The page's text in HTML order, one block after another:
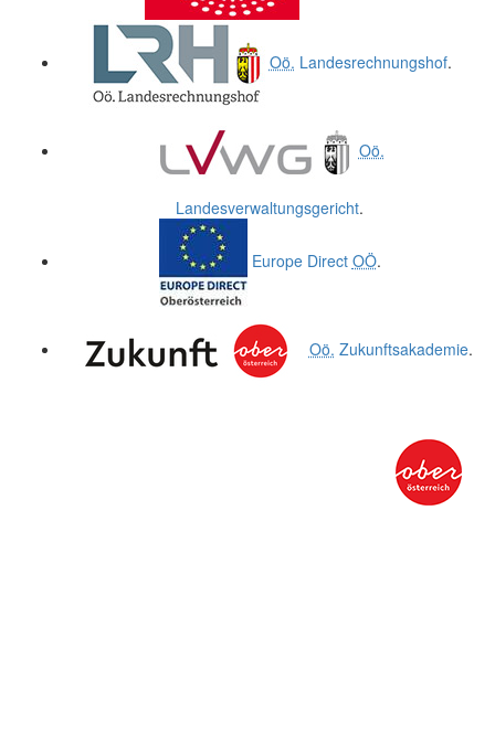
Oö. Landesrechnungshof.
Oö.
Landesverwaltungsgericht.
Europe Direct OÖ.
Oö. Zukunftsakademie.